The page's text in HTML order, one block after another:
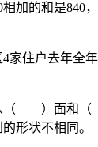
加的和是840
家住户去年全
从（ ）面和
状不相同。